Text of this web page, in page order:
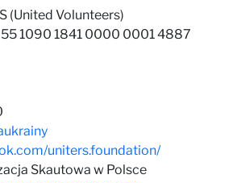
(United Volunteers)
55 1090 1841 0000 0001 4887
uniters.foundation/
Skautowa w Polsce